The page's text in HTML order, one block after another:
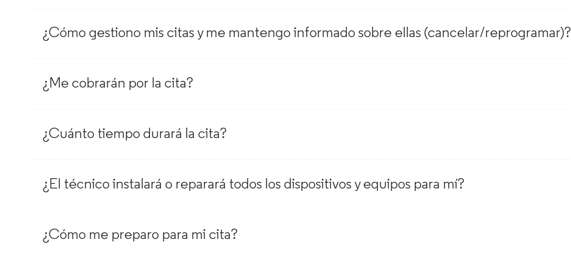
¿Cómo gestiono mis citas y me mantengo informado sobre ellas (cancelar/reprogramar)?​
¿Me cobrarán por la cita?
¿Cuánto tiempo durará la cita?
¿El técnico instalará o reparará todos los dispositivos y equipos para mí?
¿Cómo me preparo para mi cita?